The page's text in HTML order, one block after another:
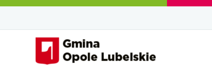
do
strony
do
menu
wyszukiwarki
ścieżki
nawigacyjnej
kategorii
aktualności
do
kalendarza
wydarzeń
do
galerii
do
stopki